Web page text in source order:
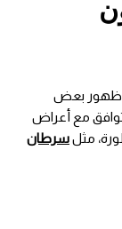
ظهور بعض
مع أعراض
مثلسرطان